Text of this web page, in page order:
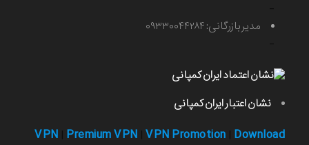
مدیر بازرگانی: ۰۹۳۳۰۰۴۴۲۸۴
نشان اعتبار ایران کمپانی
VPN Premium VPN VPN Promotion Download